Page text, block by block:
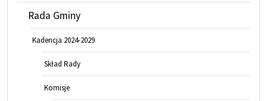
Rada Gminy
Kadencja 2024-2029
Skład Rady
Komisje